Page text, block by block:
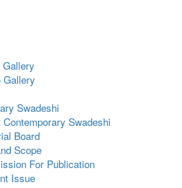
Gallery
Gallery
Swadeshi
Contemporary Swadeshi
Board
Scope
For Publication
Issue